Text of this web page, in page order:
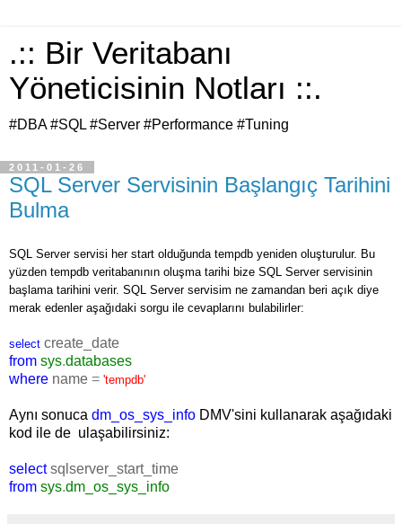
.:: Bir Veritabanı
Yöneticisinin Notları ::.
#DBA #SQL #Server #Performance #Tuning
2011-01-26
SQL Server Servisinin Başlangıç Tarihini
Bulma
SQL Server servisi her start olduğunda tempdb yeniden oluşturulur. Bu
yüzden tempdb veritabanının oluşma tarihi bize SQL Server servisinin
başlama tarihini verir. SQL Server servisim ne zamandan beri açık diye
merak edenler aşağıdaki sorgu ile cevaplarını bulabilirler:
select create_date
from sys.databases
where name = 'tempdb'
Aynı sonuca dm_os_sys_info DMV'sini kullanarak aşağıdaki
kod ile de ulaşabilirsiniz:
selectsqlserver_start_time
from sys.dm_os_sys_info